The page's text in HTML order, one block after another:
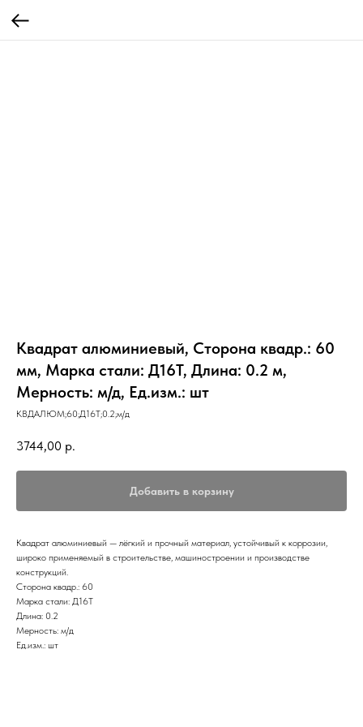
Квадрат алюминиевый, Сторона квадр.: 60
мм, Марка стали: Д16Т, Длина: 0.2 м,
Мерность: м/д, Ед.изм.: шт
КВДАЛЮМ;60;Д16Т;0.2;м/д
3744,00 р.
Добавить в корзину
Квадрат алюминиевый — лёгкий и прочный материал, устойчивый к коррозии,
широко применяемый в строительстве, машиностроении и производстве
конструкций.
Сторона квадр.: 60
Марка стали: Д16Т
Длина: 0.2
Мерность: м/д
Ед.изм.: шт